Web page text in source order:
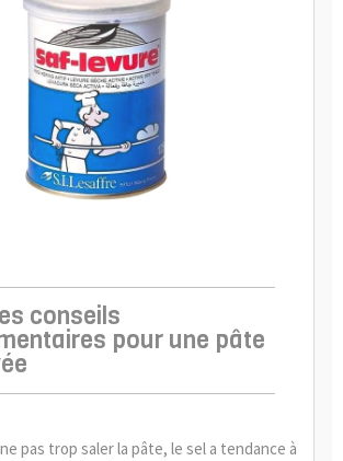
conseils
pour une pâte
pas trop saler la pâte, le sel a tendance à